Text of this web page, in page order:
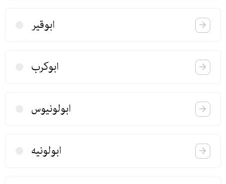
ابوقیر
ابوكرب
ابولونیوس
ابولونیه